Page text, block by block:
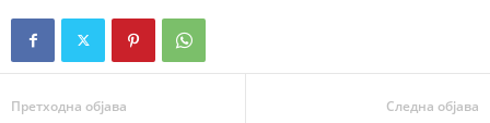
Претходна објава Следна објава